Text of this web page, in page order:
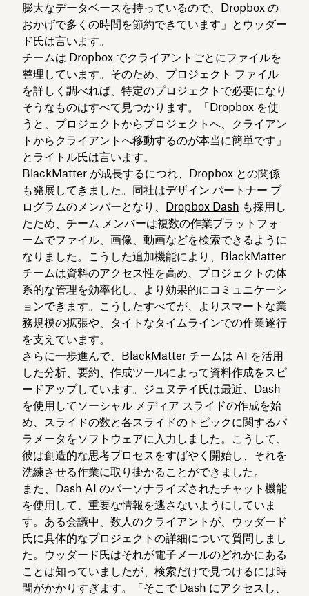
膨大なデータベースを持っているので、Dropbox の
おかげで多くの時間を節約できています」とウッダー
ド氏は言います。
チームは Dropbox でクライアントごとにファイルを
整理しています。そのため、プロジェクト ファイル
を詳しく調べれば、特定のプロジェクトで必要になり
そうなものはすべて見つかります。「Dropbox を使
うと、プロジェクトからプロジェクトへ、クライアン
トからクライアントへ移動するのが本当に簡単です」
とライトル氏は言います。
BlackMatter が成長するにつれ、Dropbox との関係
も発展してきました。同社はデザイン パートナー プ
ログラムのメンバーとなり、 Dropbox Dash も採用し
たため、チーム メンバーは複数の作業プラットフォ
ームでファイル、画像、動画などを検索できるように
なりました。こうした追加機能により、BlackMatter
チームは資料のアクセス性を高め、プロジェクトの体
系的な管理を効率化し、より効果的にコミュニケーシ
ョンできます。こうしたすべてが、よりスマートな業
務規模の拡張や、タイトなタイムラインでの作業遂行
を支えています。
さらに一歩進んで、BlackMatter チームは AI を活用
した分析、要約、作成ツールによって資料作成をスピ
ードアップしています。ジュヌテイ氏は最近、Dash
を使用してソーシャル メディア スライドの作成を始
め、スライドの数と各スライドのトピックに関するパ
ラメータをソフトウェアに入力しました。こうして、
彼は創造的な思考プロセスをすばやく開始し、それを
洗練させる作業に取り掛かることができました。
また、Dash AI のパーソナライズされたチャット機能
を使用して、重要な情報を逃さないようにしていま
す。ある会議中、数人のクライアントが、ウッダード
氏に具体的なプロジェクトの詳細について質問しまし
た。ウッダード氏はそれが電子メールのどれかにある
ことは知っていましたが、検索だけで見つけるには時
間がかかりすぎます。「そこで Dash にアクセスし、